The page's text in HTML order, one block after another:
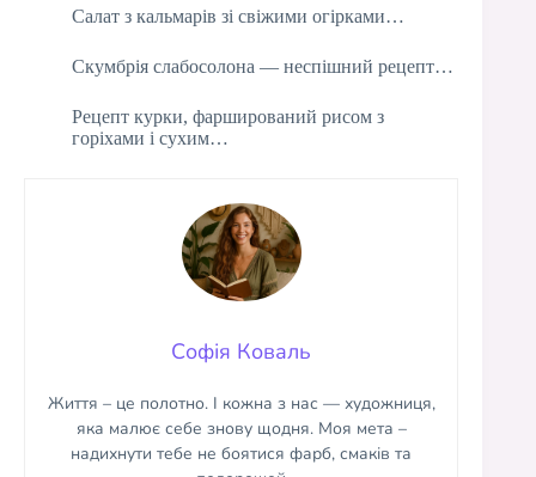
Салат з кальмарів зі свіжими огірками…
Скумбрія слабосолона — неспішний рецепт…
Рецепт курки, фарширований рисом з
горіхами і сухим…
Софія Коваль
Життя – це полотно. І кожна з нас — художниця,
яка малює себе знову щодня. Моя мета –
надихнути тебе не боятися фарб, смаків та